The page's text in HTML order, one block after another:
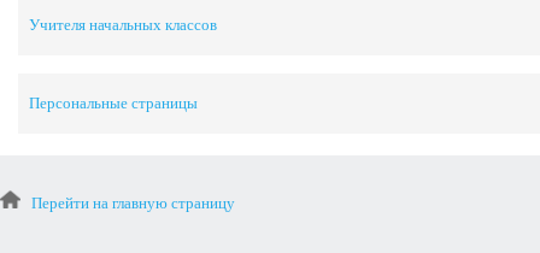
Учителя начальных классов
Персональные страницы
Перейти на главную страницу